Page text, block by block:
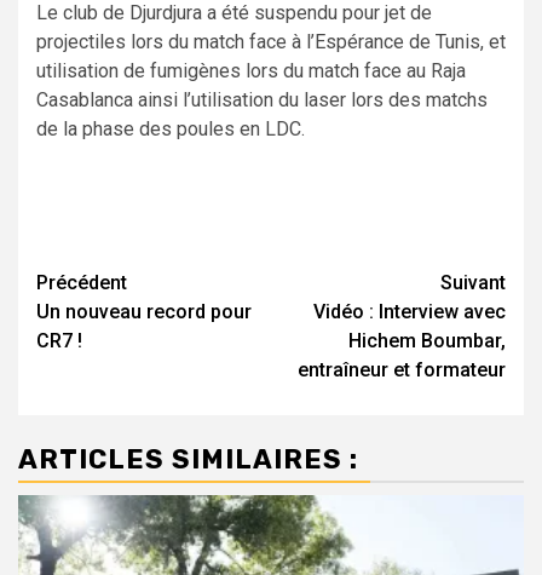
Le club de Djurdjura a été suspendu pour jet de
projectiles lors du match face à l’Espérance de Tunis, et
utilisation de fumigènes lors du match face au Raja
Casablanca ainsi l’utilisation du laser lors des matchs
de la phase des poules en LDC.
Navigation
d’article
Précédent
Un nouveau record pour
CR7 !
Suivant
Vidéo : Interview avec
Hichem Boumbar,
entraîneur et formateur
ARTICLES SIMILAIRES :